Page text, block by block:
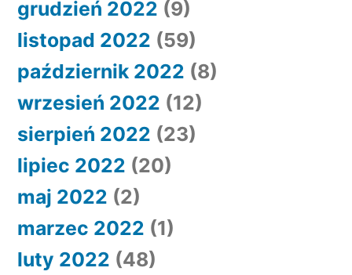
grudzień 2022 (9)
listopad 2022 (59)
październik 2022 (8)
wrzesień 2022 (12)
sierpień 2022 (23)
lipiec 2022 (20)
maj 2022 (2)
marzec 2022 (1)
luty 2022 (48)